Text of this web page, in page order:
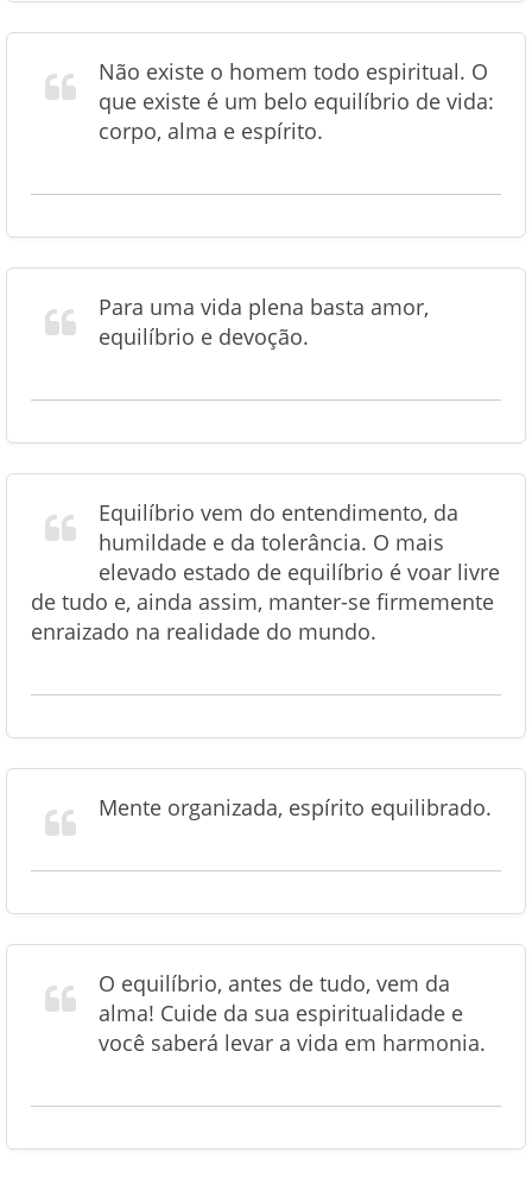
Não existe o homem todo espiritual. O
que existe é um belo equilíbrio de vida:
corpo, alma e espírito.
Para uma vida plena basta amor,
equilíbrio e devoção.
Equilíbrio vem do entendimento, da
humildade e da tolerância. O mais
elevado estado de equilíbrio é voar livre
de tudo e, ainda assim, manter-se firmemente
enraizado na realidade do mundo.
Mente organizada, espírito equilibrado.
O equilíbrio, antes de tudo, vem da
alma! Cuide da sua espiritualidade e
você saberá levar a vida em harmonia.